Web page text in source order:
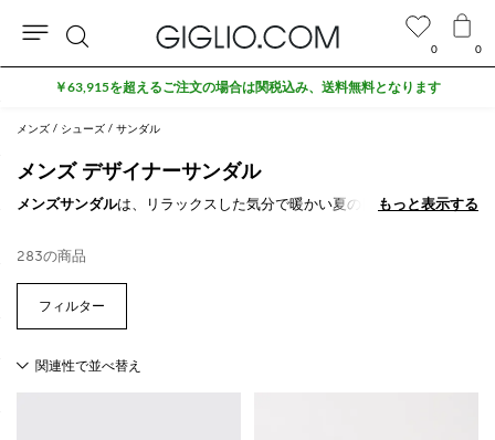
メンズ シューズ サンダル
メンズ デザイナーサンダル
メンズサンダルは、リラックスした気分で暖かい夏の日に履くのに最適
ブランドによる多彩なバリエーションをご覧ください。
GIGLIO.COMで快適な履き心地とスタイルを両立させた
をお買い求めください。送料無料でお届けします。
もっと表示する
もっと表示する
283の商品
0 0
検
索